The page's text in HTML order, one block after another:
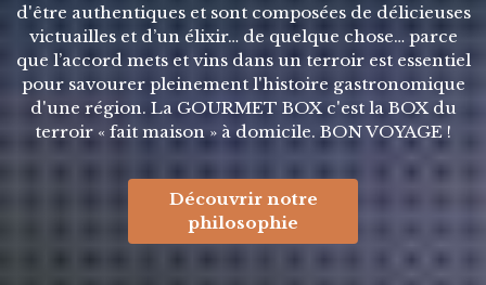
d'être authentiques et sont composées de délicieuses
victuailles et d’un élixir… de quelque chose… parce
que l’accord mets et vins dans un terroir est essentiel
pour savourer pleinement l'histoire gastronomique
d'une région. La GOURMET BOX c'est la BOX du
terroir « fait maison » à domicile. BON VOYAGE !
Découvrir notre
philosophie